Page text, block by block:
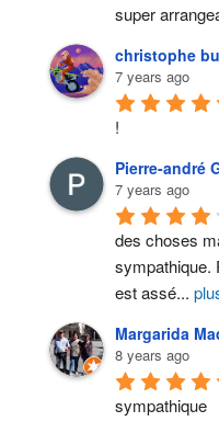
super
christophe
7 years ago
!
Pierre-andré
7 years ago
des choses
sympathique.
est assé...
Margarida
8 years ago
sympathique